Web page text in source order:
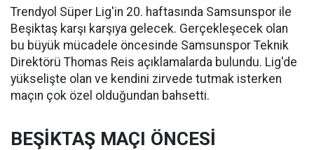
Trendyol Süper Lig'in 20. haftasında Samsunspor ile
Beşiktaş karşı karşıya gelecek. Gerçekleşecek olan
bu büyük mücadele öncesinde Samsunspor Teknik
Direktörü Thomas Reis açıklamalarda bulundu. Lig'de
yükselişte olan ve kendini zirvede tutmak isterken
maçın çok özel olduğundan bahsetti.
BEŞİKTAŞ MAÇI ÖNCESİ